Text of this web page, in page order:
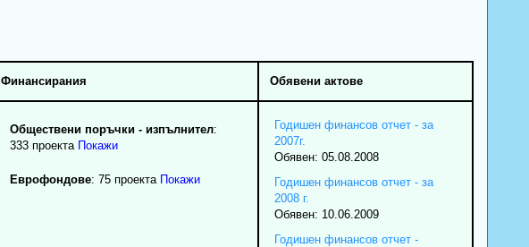
Финансирания Обявени актове
Обществени поръчки - изпълнител:
333 проекта Покажи
Еврофондове: 75 проекта Покажи
Годишен финансов отчет - за
2007г.
Обявен: 05.08.2008
Годишен финансов отчет - за
2008 г.
Обявен: 10.06.2009
Годишен финансов отчет -